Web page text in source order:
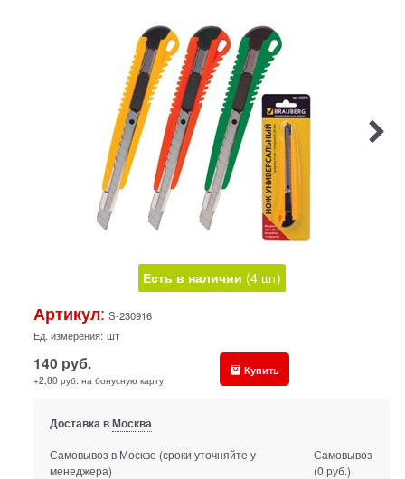
Есть в наличии (4 шт)
Артикул: S-230916
Ед. измерения: шт
140 руб.
+2,80 руб. на бонусную карту
Купить
Доставка вМосква
Самовывоз в Москве (сроки уточняйте у
менеджера)
Самовывоз
(0 руб.)